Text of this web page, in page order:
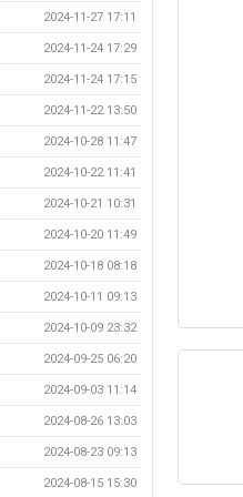
2024-11-27 17:11
2024-11-24 17:29
2024-11-24 17:15
2024-11-22 13:50
2024-10-28 11:47
2024-10-22 11:41
2024-10-21 10:31
2024-10-20 11:49
2024-10-18 08:18
2024-10-11 09:13
2024-10-09 23:32
2024-09-25 06:20
2024-09-03 11:14
2024-08-26 13:03
2024-08-23 09:13
2024-08-15 15:30